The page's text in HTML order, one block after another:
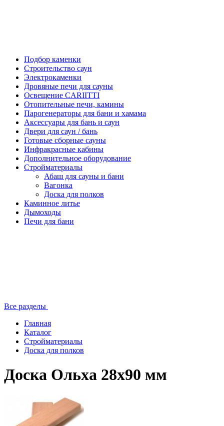
Подбор каменки
Строительство саун
Электрокаменки
Дровяные печи для сауны
Освещение CARIITTI
Отопительные печи, камины
Парогенераторы для бани и хамама
Аксессуары для бань и саун
Двери для саун / бань
Готовые сборные сауны
Инфракрасные кабины
Дополнительное оборудование
Стройматериалы
Абаш для сауны и бани
Вагонка
Доска для полков
Каминное литье
Дымоходы
Печи для бани
Все разделы
Главная
Каталог
Стройматериалы
Доска для полков
Доска Ольха 28х90 мм